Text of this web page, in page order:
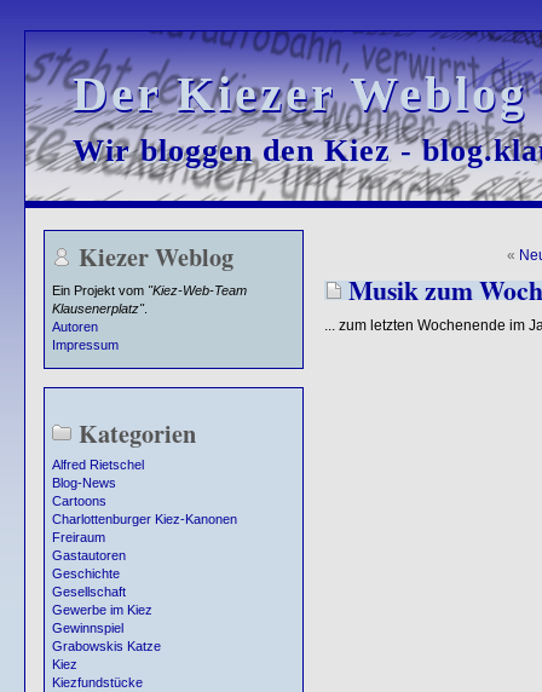
Der Kiezer
Der Kiezer
Wir bloggen den Kiez -
Wir bloggen den Kiez -
Kiezer Weblog
Ein Projekt vom "Kiez-Web-Team
Klausenerplatz".
Autoren
Impressum
Kategorien
Alfred Rietschel
Blog-News
Cartoons
Charlottenburger Kiez-Kanonen
Freiraum
Gastautoren
Geschichte
Gesellschaft
Gewerbe im Kiez
Gewinnspiel
Grabowskis Katze
Kiez
Kiezfundstücke
«
Musik zum
... zum letzten Wochenende im